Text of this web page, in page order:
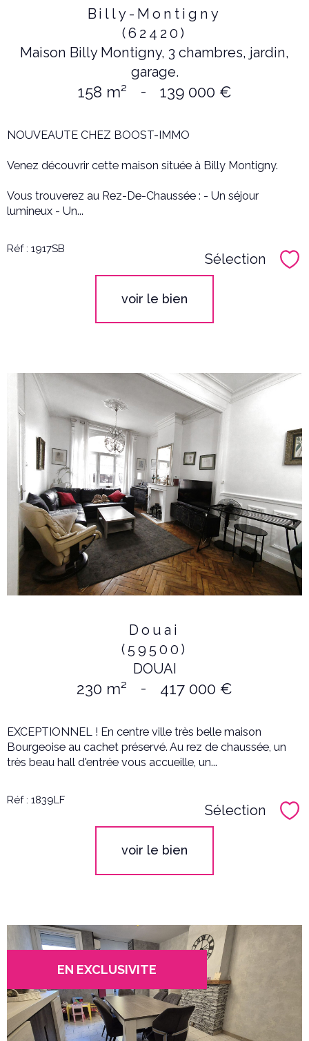
Billy-Montigny
(62420)
Maison Billy Montigny, 3 chambres, jardin,
garage.
158 m² - 139 000 €
NOUVEAUTE CHEZ BOOST-IMMO
Venez découvrir cette maison située à Billy Montigny.
Vous trouverez au Rez-De-Chaussée : - Un séjour
lumineux - Un...
Réf : 1917SB
Sélection
voir le bien
Douai
(59500)
DOUAI
230 m² - 417 000 €
EXCEPTIONNEL ! En centre ville très belle maison
Bourgeoise au cachet préservé. Au rez de chaussée, un
très beau hall d'entrée vous accueille, un...
Réf : 1839LF
Sélection
voir le bien
EN EXCLUSIVITE